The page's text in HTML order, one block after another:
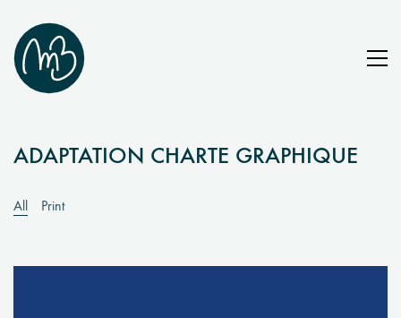
ADAPTATION CHARTE GRAPHIQUE
All Print